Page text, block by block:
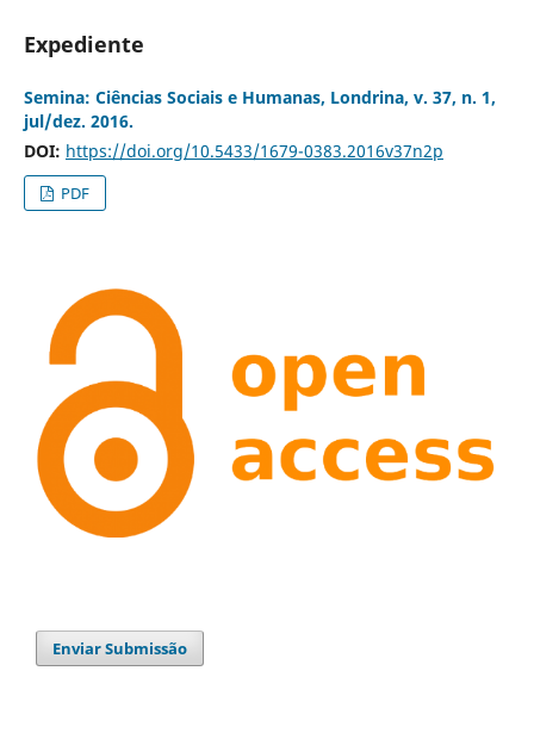
Expediente
Semina: Ciências Sociais e Humanas, Londrina, v. 37, n. 1,
jul/dez. 2016.
DOI: https://doi.org/10.5433/1679-0383.2016v37n2p
PDF
Enviar Submissão